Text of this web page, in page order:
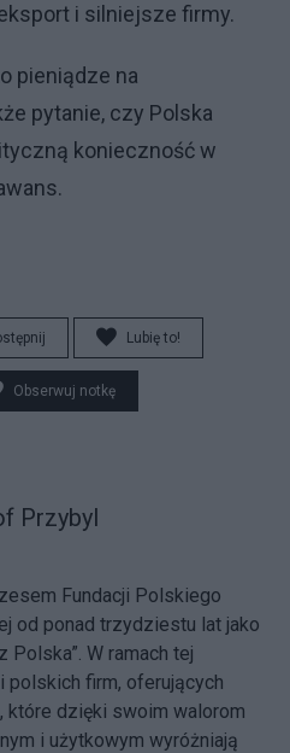
i silniejsze firmy.
pieniądze na
pytanie, czy Polska
konieczność w
Lubię to!
Obserwuj notkę
Przybyl
Fundacji Polskiego
od ponad trzydziestu lat jako
Polska”. W ramach tej
polskich firm, oferujących
które dzięki swoim walorom
i użytkowym wyróżniają